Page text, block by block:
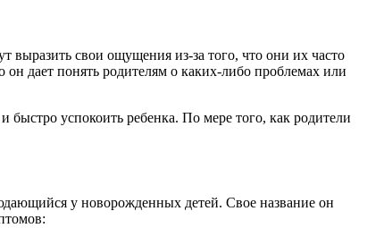
выразить свои ощущения из-за того, что они их часто
дает понять родителям о каких-либо проблемах или
быстро успокоить ребенка. По мере того, как родители
у новорожденных детей. Свое название он